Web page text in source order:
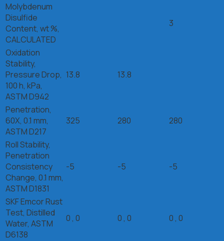
Molybdenum
Disulfide
Content, wt %,
CALCULATED
3
Oxidation
Stability,
Pressure Drop,
100 h, kPa,
ASTM D942
13.8 13.8
Penetration,
60X, 0.1 mm,
ASTM D217
325 280 280
Roll Stability,
Penetration
Consistency
Change, 0.1 mm,
ASTM D1831
-5 -5 -5
SKF Emcor Rust
Test, Distilled
Water, ASTM
D6138
0 , 0 0 , 0 0 , 0